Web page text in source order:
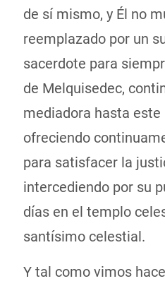
de sí mismo, y Él no
reemplazado por un
sacerdote para
de Melquisedec,
mediadora hasta
ofreciendo
para satisfacer la
intercediendo por su
días en el templo
santísimo celestial.
Y tal como vimos